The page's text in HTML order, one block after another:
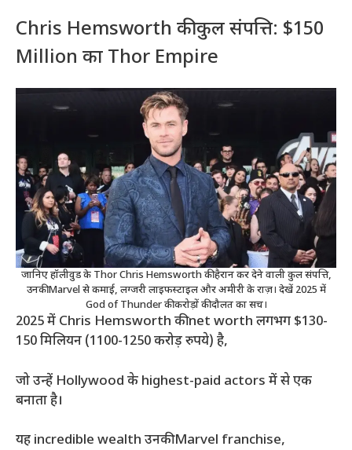
Chris Hemsworth की कुल संपत्ति: $150
Million का Thor Empire
जानिए हॉलीवुड के Thor Chris Hemsworth की हैरान कर देने वाली कुल संपत्ति,
उनकी Marvel से कमाई, लग्जरी लाइफस्टाइल और अमीरी के राज़। देखें 2025 में
God of Thunder की करोड़ों की दौलत का सच।
2025 में Chris Hemsworth की net worth लगभग $130-
150 मिलियन (1100-1250 करोड़ रुपये) है,
जो उन्हें Hollywood के highest-paid actors में से एक
बनाता है।
यह incredible wealth उनकी Marvel franchise,